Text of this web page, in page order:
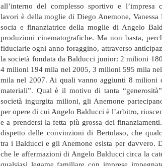
all’interno del complesso sportivo e l’impresa
lavori è della moglie di Diego Anemone, Vanessa
socia e finanziatrice della moglie di Angelo
produzioni cinematografiche. Ma non basta,
fiduciarie ogni anno foraggino, attraverso
la società fondata da Balducci junior: 2 milioni
4 milioni 194 mila nel 2005, 3 milioni 595 mila
mila nel 2007. Ai quali vanno aggiunti 8 milioni
materiali”. Qual è il motivo di tanta
società ingurgita milioni, gli Anemone
per opere di cui Angelo Balducci è l’arbitro,
e a prendersi la fetta più grossa dei
dispetto delle convinzioni di Bertolaso, che
tra i Balducci e gli Anemone esista per davvero.
che le affermazioni di Angelo Balducci circa la